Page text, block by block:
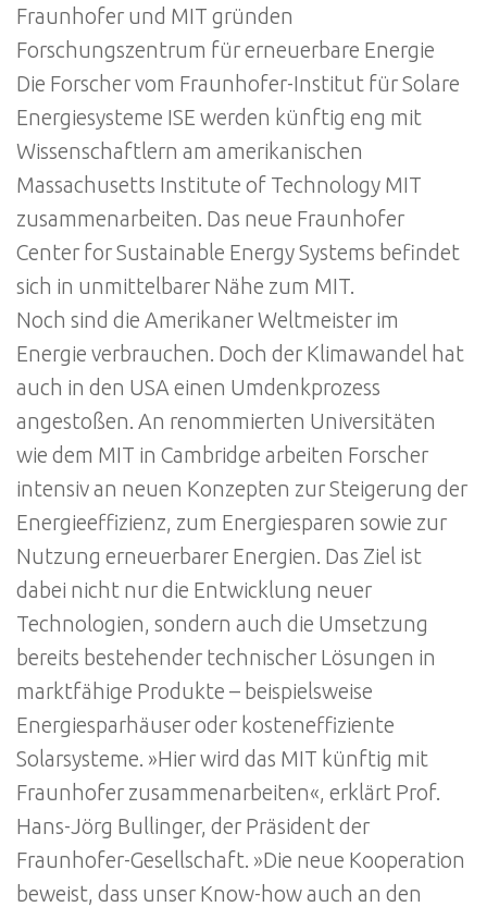
Fraunhofer und MIT gründen
Forschungszentrum für erneuerbare Energie
Die Forscher vom Fraunhofer-Institut für Solare
Energiesysteme ISE werden künftig eng mit
Wissenschaftlern am amerikanischen
Massachusetts Institute of Technology MIT
zusammenarbeiten. Das neue Fraunhofer
Center for Sustainable Energy Systems befindet
sich in unmittelbarer Nähe zum MIT.
Noch sind die Amerikaner Weltmeister im
Energie verbrauchen. Doch der Klimawandel hat
auch in den USA einen Umdenkprozess
angestoßen. An renommierten Universitäten
wie dem MIT in Cambridge arbeiten Forscher
intensiv an neuen Konzepten zur Steigerung der
Energieeffizienz, zum Energiesparen sowie zur
Nutzung erneuerbarer Energien. Das Ziel ist
dabei nicht nur die Entwicklung neuer
Technologien, sondern auch die Umsetzung
bereits bestehender technischer Lösungen in
marktfähige Produkte – beispielsweise
Energiesparhäuser oder kosteneffiziente
Solarsysteme. »Hier wird das MIT künftig mit
Fraunhofer zusammenarbeiten«, erklärt Prof.
Hans-Jörg Bullinger, der Präsident der
Fraunhofer-Gesellschaft. »Die neue Kooperation
beweist, dass unser Know-how auch an den